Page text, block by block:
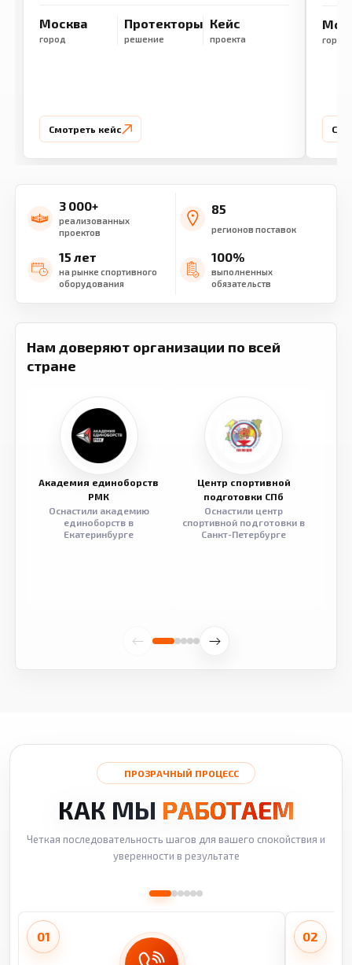
Москва
город
Протекторы
решение
Кейс
проекта
Смотреть кейс
город
3 000+
реализованных
проектов
85
регионов поставок
15 лет
на рынке спортивного
оборудования
100%
выполненных
обязательств
Нам доверяют организации по всей
стране
Академия единоборств
РМК
Оснастили академию
единоборств в
Екатеринбурге
Центр спортивной
подготовки СПб
Оснастили центр
спортивной подготовки в
Санкт-Петербурге
ПРОЗРАЧНЫЙ ПРОЦЕСС
КАК МЫ РАБОТАЕМ
Четкая последовательность шагов для вашего спокойствия и
уверенности в результате
01 02